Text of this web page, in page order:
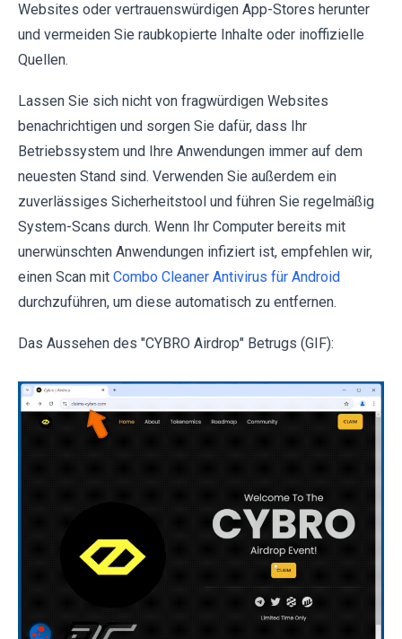
Websites oder vertrauenswürdigen App-Stores herunter
und vermeiden Sie raubkopierte Inhalte oder inoffizielle
Quellen.
Lassen Sie sich nicht von fragwürdigen Websites
benachrichtigen und sorgen Sie dafür, dass Ihr
Betriebssystem und Ihre Anwendungen immer auf dem
neuesten Stand sind. Verwenden Sie außerdem ein
zuverlässiges Sicherheitstool und führen Sie regelmäßig
System-Scans durch. Wenn Ihr Computer bereits mit
unerwünschten Anwendungen infiziert ist, empfehlen wir,
einen Scan mit Combo Cleaner Antivirus für Android
durchzuführen, um diese automatisch zu entfernen.
Das Aussehen des "CYBRO Airdrop" Betrugs (GIF):